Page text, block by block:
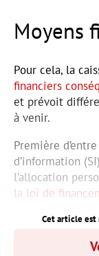
Moyens
Pour cela, la
financiers
et prévoit
à venir.
Première
d’information
l’allocation
la loi de
Cet article est